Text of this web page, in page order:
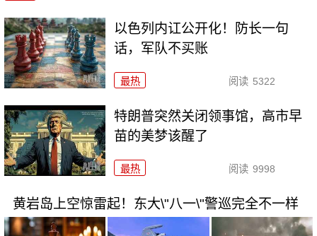
以色列内讧公开化！防长一句
话，军队不买账
最热 阅读 5322
特朗普突然关闭领事馆，高市早
苗的美梦该醒了
最热 阅读 9998
黄岩岛上空惊雷起！东大\"八一\"警巡完全不一样